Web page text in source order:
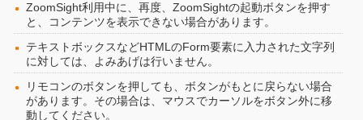
ZoomSight利用中に、再度、ZoomSightの起動ボタンを押す
と、コンテンツを表示できない場合があります。
テキストボックスなどHTMLのForm要素に入力された文字列
に対しては、よみあげは行いません。
リモコンのボタンを押しても、ボタンがもとに戻らない場合
があります。その場合は、マウスでカーソルをボタン外に移
動してください。